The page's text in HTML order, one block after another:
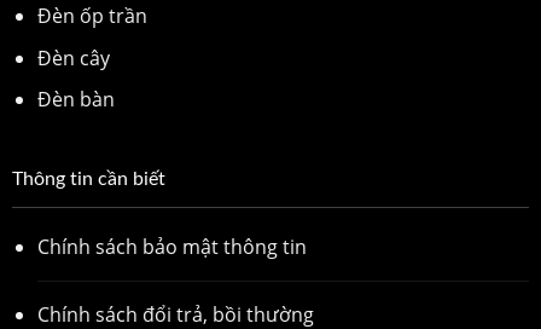
Đèn ốp trần
Đèn cây
Đèn bàn
Thông tin cần biết
Chính sách bảo mật thông tin
Chính sách đổi trả, bồi thường